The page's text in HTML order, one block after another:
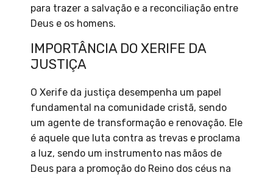
para trazer a salvação e a reconciliação entre
Deus e os homens.
IMPORTÂNCIA DO XERIFE DA
JUSTIÇA
O Xerife da justiça desempenha um papel
fundamental na comunidade cristã, sendo
um agente de transformação e renovação. Ele
é aquele que luta contra as trevas e proclama
a luz, sendo um instrumento nas mãos de
Deus para a promoção do Reino dos céus na